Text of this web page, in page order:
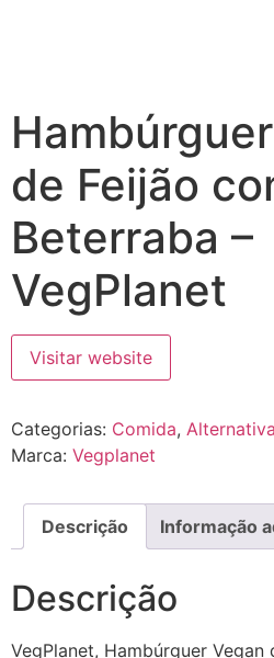
de Feijão
Beterraba –
VegPlanet
Visitar website
Categorias: Comida,
Marca: Vegplanet
Descrição Informação
Descrição
VegPlanet, Hambúrguer